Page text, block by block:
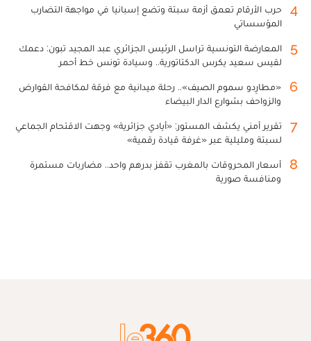
4
حرب الأرقام تعمق أزمة سبتة وتضع إسبانيا في مواجهة التضارب
المؤسساتي
5
المعارضة التونسية تراسل الرئيس الجزائري عبد المجيد تبون: دعمك
لقيس سعيد يكرس الدكتاتورية.. وسيادة تونس خط أحمر
6
«مطارِدو سموم الصيف».. رحلة ميدانية مع فرقة لمكافحة القوارض
والزواحف بشوارع الدار البيضاء
7
تقرير أمني يكشف المستور: «أيادي جزائرية» وجهت الاقتحام الجماعي
لسبتة ومليلية عبر «غرفة قيادة رقمية»
8
أسعار المحروقات بالمغرب تقفز بدرهم واحد.. مضاربات مستمرة
ومنافسة صورية